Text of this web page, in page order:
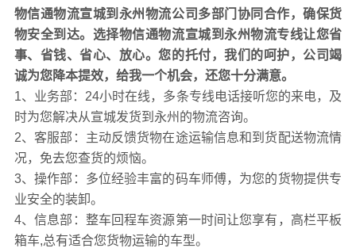
关于宣城到永州物流常见问题及解决方法物信通物流友情
提示
货物从仓库出库后检查货物进行接收受理运单，出现的问
题与解决办法步骤：出现货物的数量不对-串货-包装的质
量-货单不符-货物丢失
1、货物的数量不对解决办法是（1）核对出库清单是否正
确，（2） 查找搬运过程中是否丢失，（3）落实责任人，
出现理赔需找责任人，（4）多货将多余的货物放回原位，
并在清单上注明；
2、串货的解决办法：
入库时是否正确，（2）盘点货物，查清货位并在清单上注
明防止发错货；
物信通物流宣城到永州物流公司多部门协同合作，确保货
物安全到达。选择物信通物流宣城到永州物流专线让您省
事、省钱、省心、放心。您的托付，我们的呵护，公司竭
诚为您降本提效，给我一个机会，还您十分满意。
1、业务部：24小时在线，多条专线电话接听您的来电，及
时为您解决从宣城发货到永州的物流咨询。
2、客服部：主动反馈货物在途运输信息和到货配送物流情
况，免去您查货的烦恼。
3、操作部：多位经验丰富的码车师傅，为您的货物提供专
业安全的装卸。
4、信息部：整车回程车资源第一时间让您享有，高栏平板
箱车,总有适合您货物运输的车型。